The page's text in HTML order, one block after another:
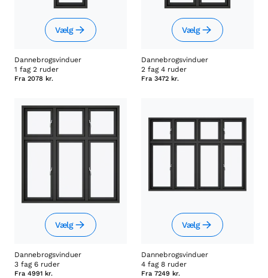
Vælg
Dannebrogsvinduer
1 fag 2 ruder
Fra 2078 kr.
Vælg
Dannebrogsvinduer
2 fag 4 ruder
Fra 3472 kr.
Vælg
Dannebrogsvinduer
3 fag 6 ruder
Fra 4991 kr.
Vælg
Dannebrogsvinduer
4 fag 8 ruder
Fra 7249 kr.